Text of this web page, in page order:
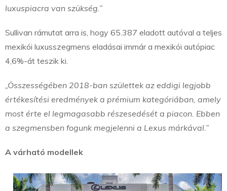
luxuspiacra van szükség.”
Sullivan rámutat arra is, hogy 65.387 eladott autóval a teljes
mexikói luxusszegmens eladásai immár a mexikói autópiac
4,6%-át teszik ki.
„Összességében 2018-ban születtek az eddigi legjobb
értékesítési eredmények a prémium kategóriában, amely
most érte el legmagasabb részesedését a piacon. Ebben
a szegmensben fogunk megjelenni a Lexus márkával.”
A várható modellek